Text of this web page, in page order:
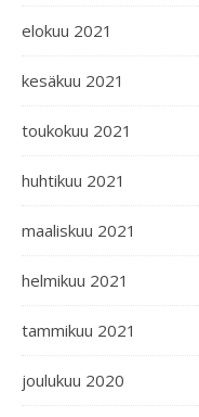
elokuu 2021
kesäkuu 2021
toukokuu 2021
huhtikuu 2021
maaliskuu 2021
helmikuu 2021
tammikuu 2021
joulukuu 2020